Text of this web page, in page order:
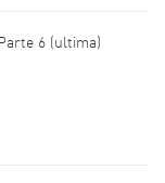
6 (ultima)